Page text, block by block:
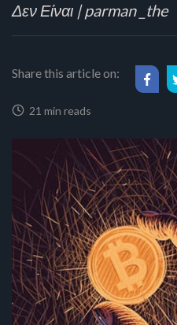
Δεν Είναι | parman _the
Share this article on:
21 min reads